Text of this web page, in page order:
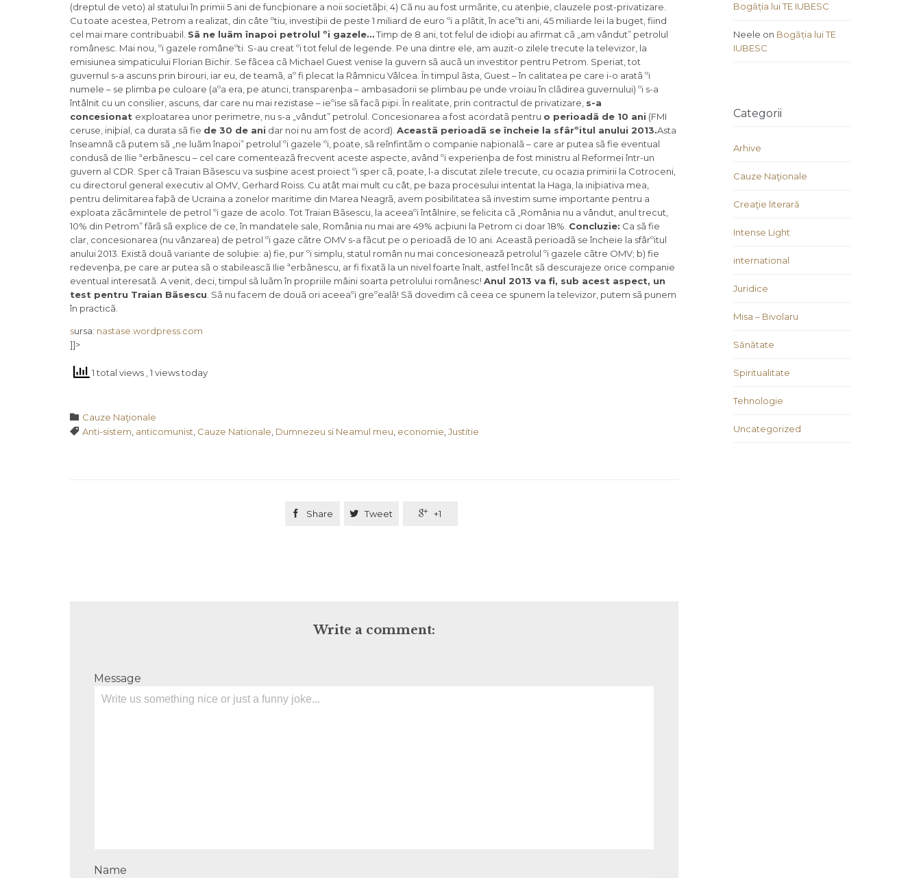
(dreptul de veto) al statului în primii 5 ani de funcþionare a noii societãþi; 4) Cã nu au fost urmãrite, cu atenþie, clauzele post-privatizare.
Cu toate acestea, Petrom a realizat, din câte ºtiu, investiþii de peste 1 miliard de euro ºi a plãtit, în aceºti ani, 45 miliarde lei la buget, fiind
cel mai mare contribuabil. Sã ne luãm înapoi petrolul ºi gazele…Timp de 8 ani, tot felul de idioþi au afirmat cã „am vândut” petrolul
românesc. Mai nou, ºi gazele româneºti. S-au creat ºi tot felul de legende. Pe una dintre ele, am auzit-o zilele trecute la televizor, la
emisiunea simpaticului Florian Bichir. Se fãcea cã Michael Guest venise la guvern sã aucã un investitor pentru Petrom. Speriat, tot
guvernul s-a ascuns prin birouri, iar eu, de teamã, aº fi plecat la Râmnicu Vâlcea. În timpul ãsta, Guest – în calitatea pe care i-o aratã ºi
numele – se plimba pe culoare (aºa era, pe atunci, transparenþa – ambasadorii se plimbau pe unde vroiau în clãdirea guvernului) ºi s-a
întâlnit cu un consilier, ascuns, dar care nu mai rezistase – ieºise sã facã pipi. În realitate, prin contractul de privatizare, s-a
concesionat exploatarea unor perimetre, nu s-a „vândut” petrolul. Concesionarea a fost acordatã pentru o perioadã de 10 ani (FMI
ceruse, iniþial, ca durata sã fie de 30 de ani dar noi nu am fost de acord). Aceastã perioadã se încheie la sfârºitul anului 2013.Asta
înseamnã cã putem sã „ne luãm înapoi” petrolul ºi gazele ºi, poate, sã reînfintãm o companie naþionalã – care ar putea sã fie eventual
condusã de Ilie ªerbãnescu – cel care comenteazã frecvent aceste aspecte, având ºi experienþa de fost ministru al Reformei într-un
guvern al CDR. Sper cã Traian Bãsescu va susþine acest proiect ºi sper cã, poate, l-a discutat zilele trecute, cu ocazia primirii la Cotroceni,
cu directorul general executiv al OMV, Gerhard Roiss. Cu atât mai mult cu cât, pe baza procesului intentat la Haga, la iniþiativa mea,
pentru delimitarea faþã de Ucraina a zonelor maritime din Marea Neagrã, avem posibilitatea sã investim sume importante pentru a
exploata zãcãmintele de petrol ºi gaze de acolo. Tot Traian Bãsescu, la aceeaºi întâlnire, se felicita cã „România nu a vândut, anul trecut,
10% din Petrom” fãrã sã explice de ce, în mandatele sale, România nu mai are 49% acþiuni la Petrom ci doar 18%. Concluzie: Ca sã fie
clar, concesionarea (nu vânzarea) de petrol ºi gaze cãtre OMV s-a fãcut pe o perioadã de 10 ani. Aceastã perioadã se încheie la sfârºitul
anului 2013. Existã douã variante de soluþie: a) fie, pur ºi simplu, statul român nu mai concesioneazã petrolul ºi gazele cãtre OMV; b) fie
redevenþa, pe care ar putea sã o stabileascã Ilie ªerbãnescu, ar fi fixatã la un nivel foarte înalt, astfel încât sã descurajeze orice companie
eventual interesatã. A venit, deci, timpul sã luãm în propriile mâini soarta petrolului românesc! Anul 2013 va fi, sub acest aspect, un
test pentru Traian Bãsescu . Sã nu facem de douã ori aceeaºi greºealã! Sã dovedim cã ceea ce spunem la televizor, putem sã punem
în practicã.
sursa: nastase.wordpress.com
]]>
1 total views , 1 views today
 Category
Cauze Naţionale
 Tags
Anti-sistem anticomunist Cauze Nationale Dumnezeu si Neamul meu economie Justitie
 Share  Tweet  +1
Write a comment:
Message
Name
Bogăția lui TE IUBESC
Neele on Bogăția lui TE
IUBESC
Categorii
Arhive
Cauze Naţionale
Creaţie literară
Intense Light
international
Juridice
Misa – Bivolaru
Sănătate
Spiritualitate
Tehnologie
Uncategorized